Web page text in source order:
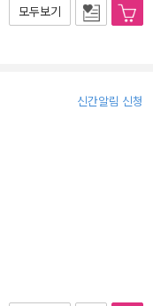
모두보기
신간알림 신청